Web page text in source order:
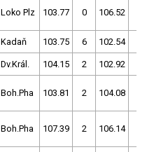
Loko Plz 103.77 0 106.52
Kadaň 103.75 6 102.54
Dv.Král. 104.15 2 102.92
Boh.Pha 103.81 2 104.08
Boh.Pha 107.39 2 106.14